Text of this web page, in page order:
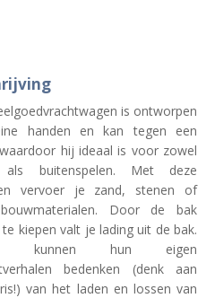
is ontworpen
handen en kan tegen een
hij ideaal is voor zowel
als buitenspelen. Met deze
vervoer je zand, stenen of
Door de bak
kiepen valt je lading uit de bak.
kunnen hun eigen
bedenken (denk aan
van het laden en lossen van